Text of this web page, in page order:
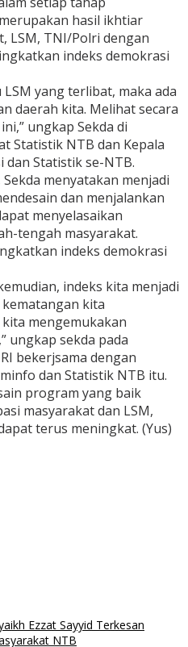
hasil ikhtiar
LSM, TNI/Polri dengan
indeks demokrasi
yang terlibat, maka ada
daerah kita. Melihat secara
ungkap Sekda di
Statistik NTB dan Kepala
dan Statistik se-NTB.
menyatakan menjadi
dan menjalankan
menyelasaikan
tengah masyarakat.
indeks demokrasi
indeks kita menjadi
kita
mengemukakan
ungkap sekda pada
bekerjsama dengan
dan Statistik NTB itu.
program yang baik
masyarakat dan LSM,
terus meningkat. (Yus)
Ezzat Sayyid Terkesan
NTB